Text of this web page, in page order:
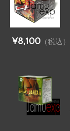
¥8,100 （税込）